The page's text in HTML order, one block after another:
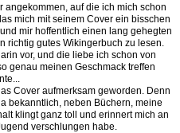
angekommen, auf die ich mich schon
mich mit seinem Cover ein bisschen
mir hoffentlich einen lang gehegten
richtig gutes Wikingerbuch zu lesen.
vor, und die liebe ich schon von
genau meinen Geschmack treffen
Cover aufmerksam geworden. Denn
bekanntlich, neben Büchern, meine
klingt ganz toll und erinnert mich an
verschlungen habe.